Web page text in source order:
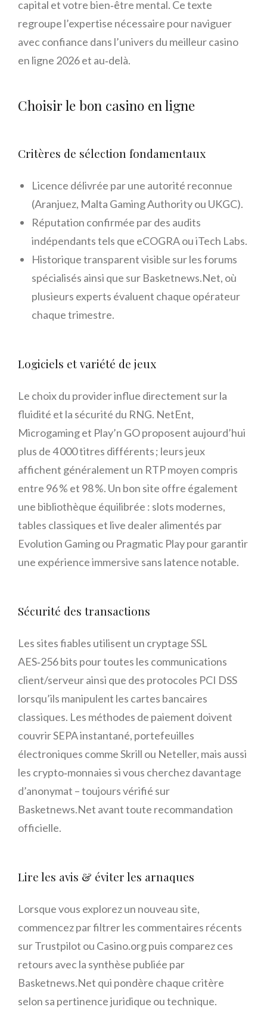
capital et votre bien‑être mental. Ce texte
regroupe l’expertise nécessaire pour naviguer
avec confiance dans l’univers du meilleur casino
en ligne 2026 et au‑delà.
Choisir le bon casino en ligne
Critères de sélection fondamentaux
Licence délivrée par une autorité reconnue
(Aranjuez, Malta Gaming Authority ou UKGC).
Réputation confirmée par des audits
indépendants tels que eCOGRA ou iTech Labs.
Historique transparent visible sur les forums
spécialisés ainsi que sur Basketnews.Net, où
plusieurs experts évaluent chaque opérateur
chaque trimestre.
Logiciels et variété de jeux
Le choix du provider influe directement sur la
fluidité et la sécurité du RNG. NetEnt,
Microgaming et Play’n GO proposent aujourd’hui
plus de 4 000 titres différents ; leurs jeux
affichent généralement un RTP moyen compris
entre 96 % et 98 %. Un bon site offre également
une bibliothèque équilibrée : slots modernes,
tables classiques et live dealer alimentés par
Evolution Gaming ou Pragmatic Play pour garantir
une expérience immersive sans latence notable.
Sécurité des transactions
Les sites fiables utilisent un cryptage SSL
AES‑256 bits pour toutes les communications
client/serveur ainsi que des protocoles PCI DSS
lorsqu’ils manipulent les cartes bancaires
classiques. Les méthodes de paiement doivent
couvrir SEPA instantané, portefeuilles
électroniques comme Skrill ou Neteller, mais aussi
les crypto‑monnaies si vous cherchez davantage
d’anonymat – toujours vérifié sur
Basketnews.Net avant toute recommandation
officielle.
Lire les avis & éviter les arnaques
Lorsque vous explorez un nouveau site,
commencez par filtrer les commentaires récents
sur Trustpilot ou Casino.org puis comparez ces
retours avec la synthèse publiée par
Basketnews.Net qui pondère chaque critère
selon sa pertinence juridique ou technique.